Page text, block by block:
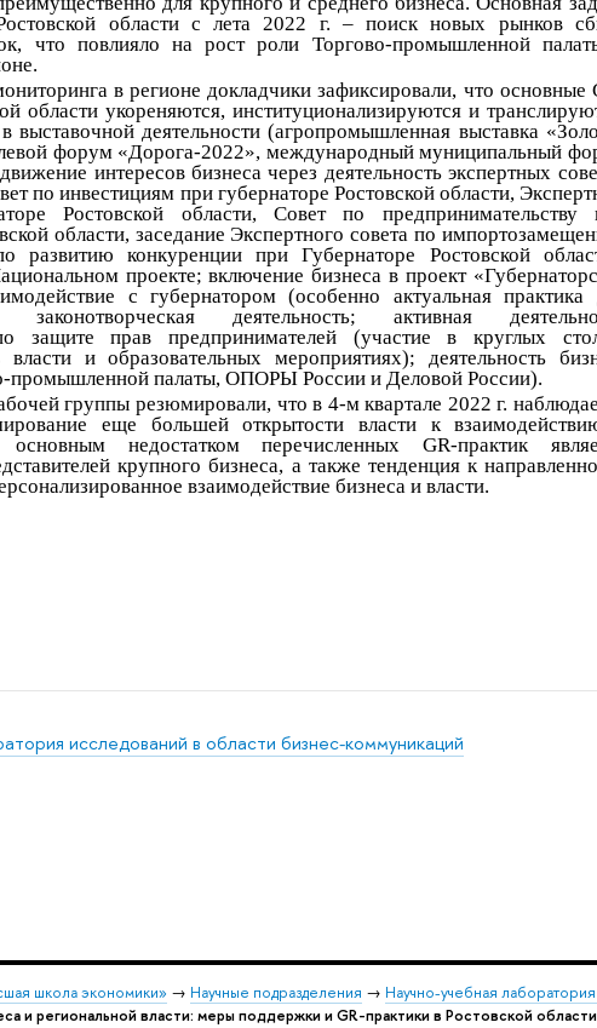
области с лета 2022 г. – поиск новых рынков
что повлияло на рост роли Торгово-промышленной
в регионе докладчики зафиксировали, что основные
области укореняются, институционализируются и
выставочной деятельности (агропромышленная выставка
форум «Дорога-2022», международный муниципальный
интересов бизнеса через деятельность экспертных
по инвестициям при губернаторе Ростовской области,
Ростовской области, Совет по предпринимательству
области, заседание Экспертного совета по
развитию конкуренции при Губернаторе Ростовской
проекте; включение бизнеса в проект
с губернатором (особенно актуальная практика
деятельность; активная
защите прав предпринимателей (участие в круглых
власти и образовательных мероприятиях); деятельность
промышленной палаты, ОПОРЫ России и Деловой России).
группы резюмировали, что в 4-м квартале 2022 г.
еще большей открытости власти к
недостатком перечисленных GR-практик
крупного бизнеса, а также тенденция к
взаимодействие бизнеса и власти.
исследований в области бизнес-коммуникаций
школа экономики» → Научные подразделения → Научно-учебная
и региональной власти: меры поддержки и GR-практики в Ростовской области